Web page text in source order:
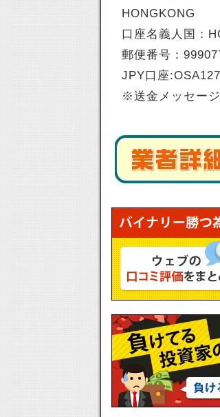
HONGKONG
口座名義人国：
郵便番号：
JPY口座
※送金メッセー